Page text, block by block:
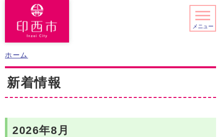
メニュー
ホーム
新着情報
2026年8月